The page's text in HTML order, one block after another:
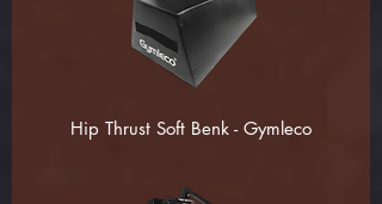
Hip Thrust Soft Benk - Gymleco